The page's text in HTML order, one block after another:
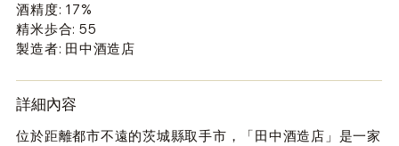
酒精度: 17%
精米歩合: 55
製造者: 田中酒造店
詳細內容
位於距離都市不遠的茨城縣取手市，「田中酒造店」是一家